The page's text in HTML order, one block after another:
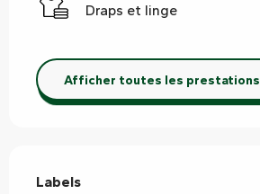
Draps et linge
Afficher toutes les prestations
Labels
Labels